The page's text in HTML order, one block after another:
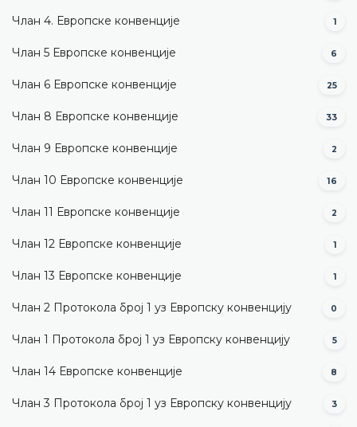
Члан 4. Европске конвенције 1
Члан 5 Европске конвенције 6
Члан 6 Европске конвенције 25
Члан 8 Европске конвенције 33
Члан 9 Европске конвенције 2
Члан 10 Европске конвенције 16
Члан 11 Европске конвенције 2
Члан 12 Европске конвенције 1
Члан 13 Европске конвенције 1
Члан 2 Протокола број 1 уз Европску конвенцију 0
Члан 1 Протокола број 1 уз Европску конвенцију 5
Члан 14 Европске конвенције 8
Члан 3 Протокола број 1 уз Европску конвенцију 3